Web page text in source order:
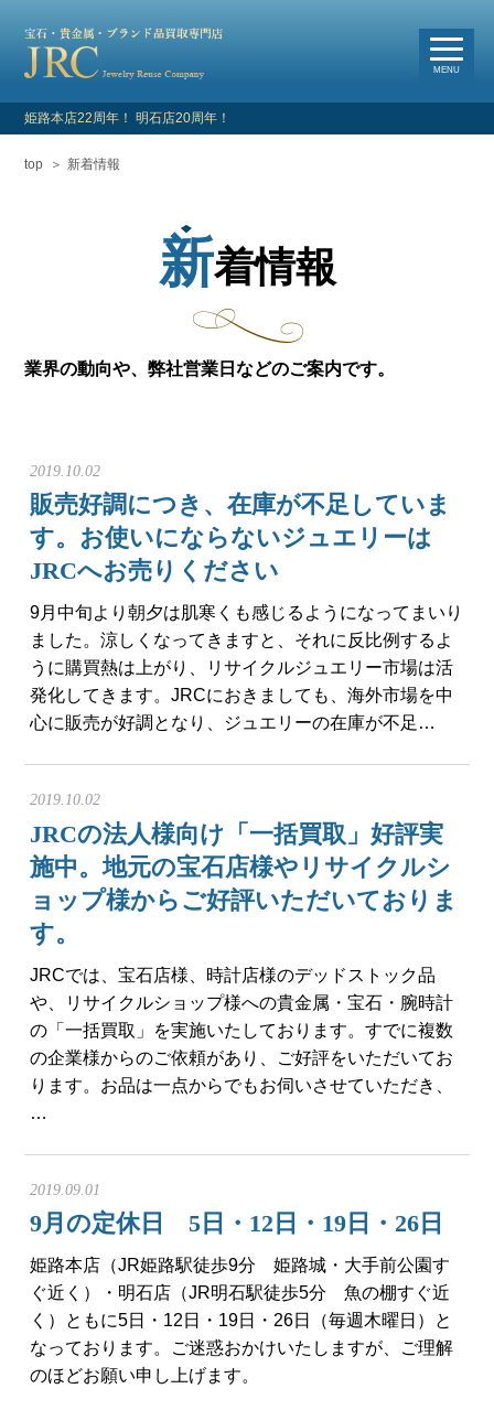
MENU
選べる買取・査定方法
よくあるご質問
会社概要
メールでお問い合わせ
姫路本店へ電話で問い合わせる
明石店へ電話で問い合わせる
姫路本店22周年！ 明石店20周年！
top 新着情報
新着情報
業界の動向や、弊社営業日などのご案内です。
2019.10.02
販売好調につき、在庫が不足していま
す。お使いにならないジュエリーは
JRCへお売りください
9月中旬より朝夕は肌寒くも感じるようになってまいり
ました。涼しくなってきますと、それに反比例するよ
うに購買熱は上がり、リサイクルジュエリー市場は活
発化してきます。JRCにおきましても、海外市場を中
心に販売が好調となり、ジュエリーの在庫が不足…
2019.10.02
JRCの法人様向け「一括買取」好評実
施中。地元の宝石店様やリサイクルシ
ョップ様からご好評いただいておりま
す。
JRCでは、宝石店様、時計店様のデッドストック品
や、リサイクルショップ様への貴金属・宝石・腕時計
の「一括買取」を実施いたしております。すでに複数
の企業様からのご依頼があり、ご好評をいただいてお
ります。お品は一点からでもお伺いさせていただき、
…
2019.09.01
9月の定休日 5日・12日・19日・26日
姫路本店（JR姫路駅徒歩9分 姫路城・大手前公園す
ぐ近く）・明石店（JR明石駅徒歩5分 魚の棚すぐ近
く）ともに5日・12日・19日・26日（毎週木曜日）と
なっております。ご迷惑おかけいたしますが、ご理解
のほどお願い申し上げます。